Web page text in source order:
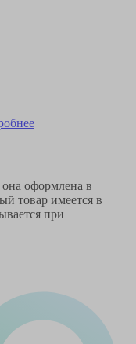
она оформлена в
товар имеется в
при